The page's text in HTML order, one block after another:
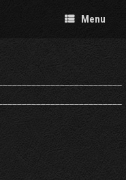
Menu